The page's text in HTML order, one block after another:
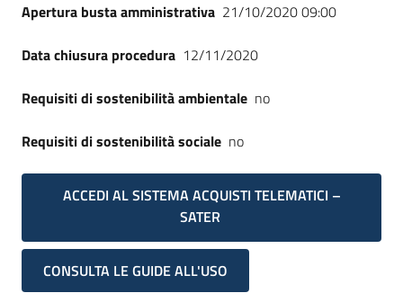
Apertura busta amministrativa 21/10/2020 09:00
Data chiusura procedura 12/11/2020
Requisiti di sostenibilità ambientale no
Requisiti di sostenibilità sociale no
ACCEDI AL SISTEMA ACQUISTI TELEMATICI –
SATER
CONSULTA LE GUIDE ALL'USO